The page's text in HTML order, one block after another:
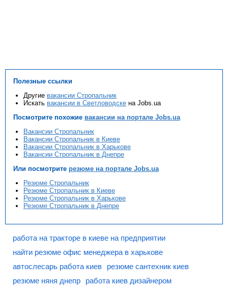
Полезные ссылки
Другие вакансии Стропальник
Искать вакансии в Светловодске на Jobs.ua
Посмотрите похожие вакансии на портале Jobs.ua
Вакансии Стропальник
Вакансии Стропальник в Киеве
Вакансии Стропальник в Харькове
Вакансии Стропальник в Днепре
Или посмотрите резюме на портале Jobs.ua
Резюме Стропальник
Резюме Стропальник в Киеве
Резюме Стропальник в Харькове
Резюме Стропальник в Днепре
работа на тракторе в киеве на предприятии
найти резюме офис менеджера в харькове
автослесарь работа киев
резюме сантехник киев
резюме няня днепр
работа киев дизайнером